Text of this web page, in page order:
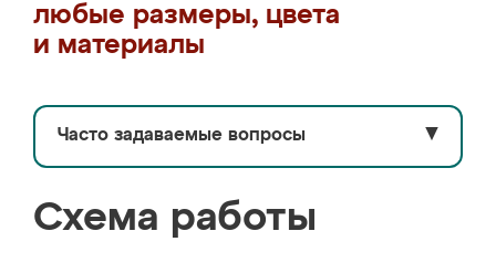
любые размеры, цвета
и материалы
Часто задаваемые вопросы ▼
Схема работы